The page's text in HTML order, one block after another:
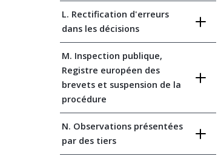
L. Rectification d'erreurs
dans les décisions
M. Inspection publique,
Registre européen des
brevets et suspension de la
procédure
N. Observations présentées
par des tiers